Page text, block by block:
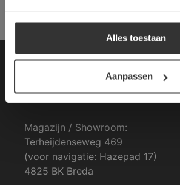
Alles toestaan
Aanpassen
Contactgegevens
Van den Heuvel & Van Duuren
Magazijn / Showroom:
Terheijdenseweg 469
(voor navigatie: Hazepad 17)
4825 BK Breda
ALLES AFWIJZEN
DETAILS WEERGEVEN